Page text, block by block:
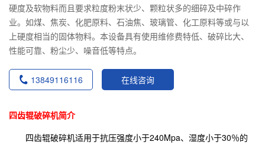
硬度及软物料而且要求粒度粉末状少、颗粒状多的细碎及中碎作
业。如煤、焦炭、化肥原料、石油焦、玻璃管、化工原料等或与以
上硬度相当的固体物料。本设备具有使用维修费特低、破碎比大、
性能可靠、粉尘少、噪音低等特点。
13849116116 在线咨询
四齿辊破碎机简介
四齿辊破碎机适用于抗压强度小于240Mpa、湿度小于30％的